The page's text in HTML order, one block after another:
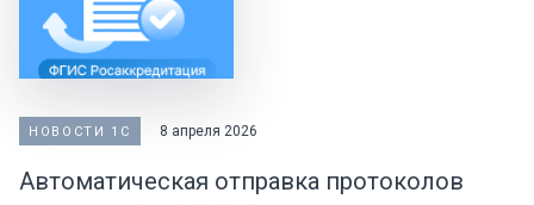
НОВОСТИ 1С 8 апреля 2026
Автоматическая отправка протоколов